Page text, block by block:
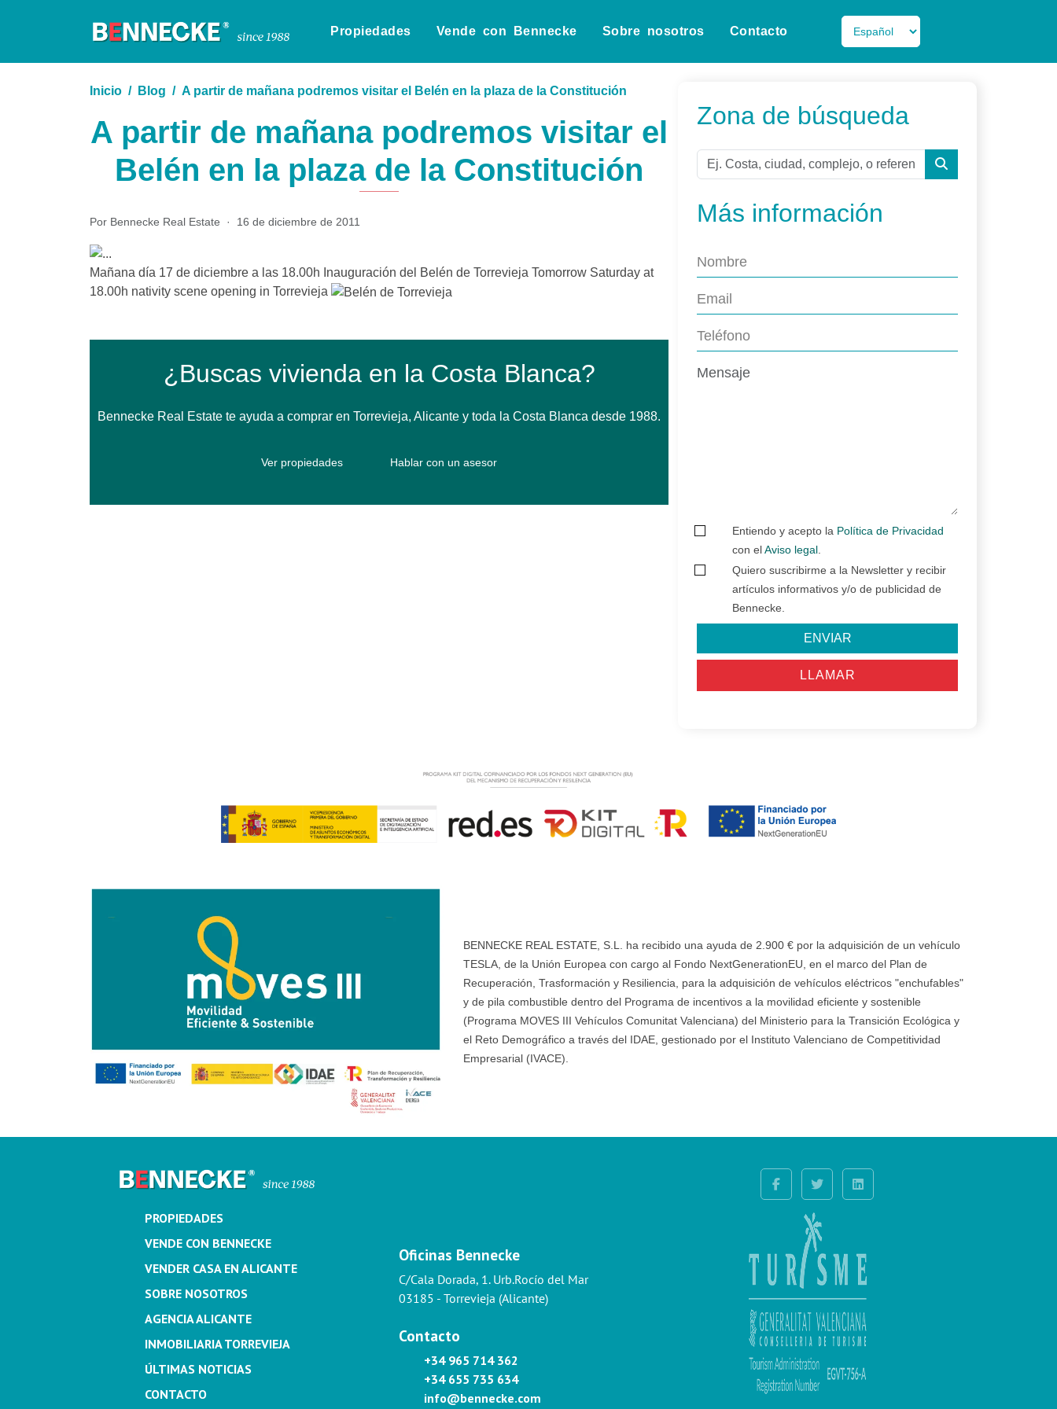
Propiedades Vende con Bennecke Sobre nosotros Contacto
Inicio Blog A partir de mañana podremos visitar el Belén en la plaza de la Constitución
A partir de mañana podremos visitar el
Belén en la plaza de la Constitución
Por Bennecke Real Estate · 16 de diciembre de 2011
Mañana día 17 de diciembre a las 18.00h Inauguración del Belén de Torrevieja Tomorrow Saturday at
18.00h nativity scene opening in Torrevieja
¿Buscas vivienda en la Costa Blanca?
Bennecke Real Estate te ayuda a comprar en Torrevieja, Alicante y toda la Costa Blanca desde 1988.
Ver propiedades Hablar con un asesor
Zona de búsqueda
Más información
Entiendo y acepto la Política de Privacidad
con elAviso legal
Quiero suscribirme a la Newsletter y recibir
artículos informativos y/o de publicidad de
Bennecke.
ENVIAR
LLAMAR
BENNECKE REAL ESTATE, S.L. ha recibido una ayuda de 2.900 € por la adquisición de un vehículo
TESLA, de la Unión Europea con cargo al Fondo NextGenerationEU, en el marco del Plan de
Recuperación, Trasformación y Resiliencia, para la adquisición de vehículos eléctricos "enchufables"
y de pila combustible dentro del Programa de incentivos a la movilidad eficiente y sostenible
(Programa MOVES III Vehículos Comunitat Valenciana) del Ministerio para la Transición Ecológica y
el Reto Demográfico a través del IDAE, gestionado por el Instituto Valenciano de Competitividad
Empresarial (IVACE).
PROPIEDADES
VENDE CON BENNECKE
VENDER CASA EN ALICANTE
SOBRE NOSOTROS
AGENCIA ALICANTE
INMOBILIARIA TORREVIEJA
ÚLTIMAS NOTICIAS
CONTACTO
Oficinas Bennecke
C/Cala Dorada, 1. Urb.Rocío del Mar
03185 - Torrevieja (Alicante)
Contacto
+34 965 714 362
+34 655 735 634
info@bennecke.com